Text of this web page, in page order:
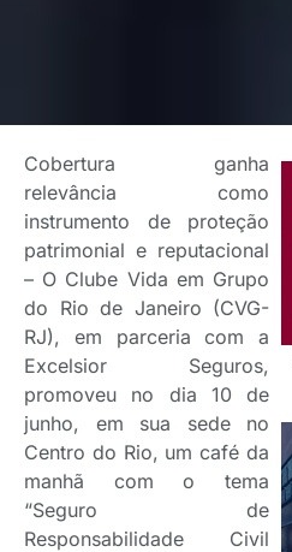
Cobertura ganha
relevância como
instrumento de proteção
patrimonial e reputacional
– O Clube Vida em Grupo
do Rio de Janeiro (CVG-
RJ), em parceria com a
Excelsior Seguros,
promoveu no dia 10 de
junho, em sua sede no
Centro do Rio, um café da
manhã com o tema
“Seguro de
Responsabilidade Civil